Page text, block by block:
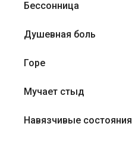
Бессонница
Душевная боль
Горе
Мучает стыд
Навязчивые состояния